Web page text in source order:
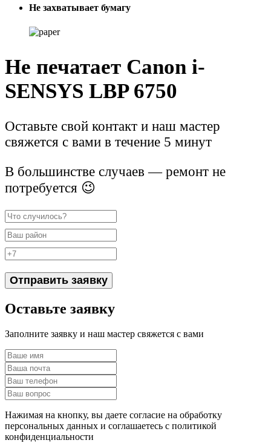
Не захватывает бумагу
Не печатает Canon i-
SENSYS LBP 6750
Оставьте свой контакт и наш мастер
свяжется с вами в течение 5 минут
В большинстве случаев — ремонт не
потребуется 😉
Отправить заявку
Оставьте заявку
Заполните заявку и наш мастер свяжется с вами
Нажимая на кнопку, вы даете согласие на обработку
персональных данных и соглашаетесь c политикой
конфиденциальности